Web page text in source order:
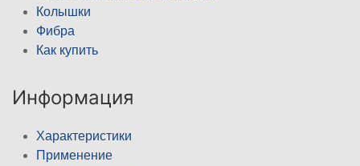
Колышки
Фибра
Как купить
Информация
Характеристики
Применение